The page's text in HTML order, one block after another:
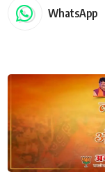
WhatsApp